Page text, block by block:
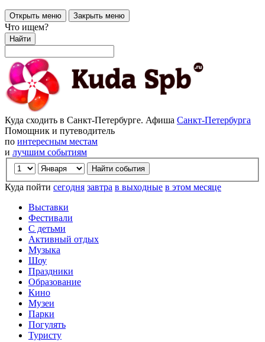
Открыть меню Закрыть меню
Что ищем?
Найти
Куда сходить в Санкт-Петербурге. Афиша Санкт-Петербурга
Помощник и путеводитель
по интересным местам
и лучшим событиям
Куда пойти сегодня завтра в выходные в этом месяце
Выставки
Фестивали
С детьми
Активный отдых
Музыка
Шоу
Праздники
Образование
Кино
Музеи
Парки
Погулять
Туристу